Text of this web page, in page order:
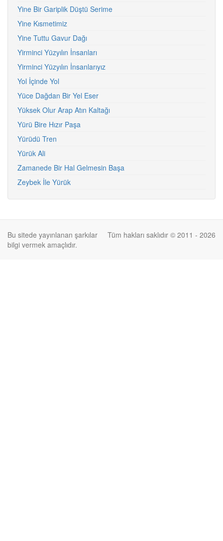
Yine Bir Gariplik Düştü Serime
Yine Kısmetimiz
Yine Tuttu Gavur Dağı
Yirminci Yüzyılın İnsanları
Yirminci Yüzyılın İnsanlarıyız
Yol İçinde Yol
Yüce Dağdan Bir Yel Eser
Yüksek Olur Arap Atın Kaltağı
Yürü Bire Hızır Paşa
Yürüdü Tren
Yürük Ali
Zamanede Bir Hal Gelmesin Başa
Zeybek İle Yürük
Tüm hakları saklıdır © 2011 - 2026
Bu sitede yayınlanan şarkılar
bilgi vermek amaçlıdır.